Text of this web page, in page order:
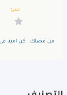
سئ
من فضلك.. كن امينا فى